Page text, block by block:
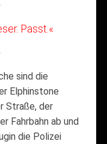
Passt.«
sind die
Elphinstone
Straße, der
Fahrbahn ab und
die Polizei